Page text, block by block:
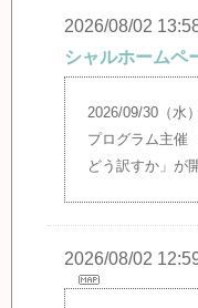
2026/08/02
シャルホームペ
2026/09/30（水
プログラム主催
どう訳すか」が
2026/08/02